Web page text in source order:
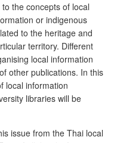
the concepts of local
or indigenous
to the heritage and
territory. Different
local information
other publications. In this
local information
libraries will be
issue from the Thai local